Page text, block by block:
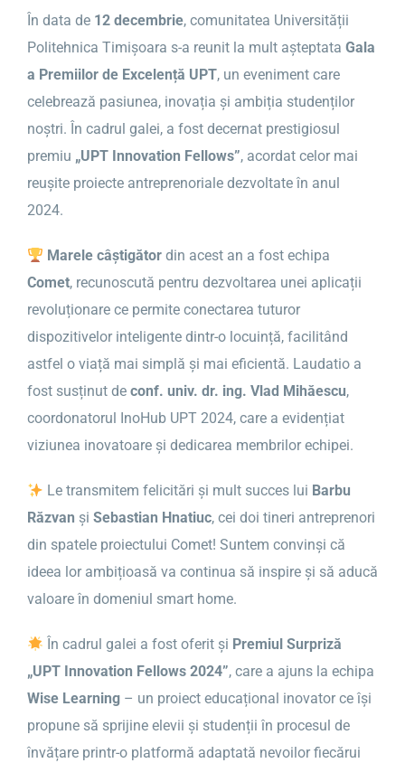
În data de 12 decembrie, comunitatea Universității
Politehnica Timișoara s-a reunit la mult așteptata Gala
a Premiilor de Excelență UPT, un eveniment care
celebrează pasiunea, inovația și ambiția studenților
noștri. În cadrul galei, a fost decernat prestigiosul
premiu „UPT Innovation Fellows”, acordat celor mai
reușite proiecte antreprenoriale dezvoltate în anul
2024.
Marele câștigător din acest an a fost echipa
Comet, recunoscută pentru dezvoltarea unei aplicații
revoluționare ce permite conectarea tuturor
dispozitivelor inteligente dintr-o locuință, facilitând
astfel o viață mai simplă și mai eficientă. Laudatio a
fost susținut de conf. univ. dr. ing. Vlad Mihăescu,
coordonatorul InoHub UPT 2024, care a evidențiat
viziunea inovatoare și dedicarea membrilor echipei.
Le transmitem felicitări și mult succes lui Barbu
Răzvan și Sebastian Hnatiuc, cei doi tineri antreprenori
din spatele proiectului Comet! Suntem convinși că
ideea lor ambițioasă va continua să inspire și să aducă
valoare în domeniul smart home.
În cadrul galei a fost oferit și Premiul Surpriză
„UPT Innovation Fellows 2024”, care a ajuns la echipa
Wise Learning– un proiect educațional inovator ce își
propune să sprijine elevii și studenții în procesul de
învățare printr-o platformă adaptată nevoilor fiecărui